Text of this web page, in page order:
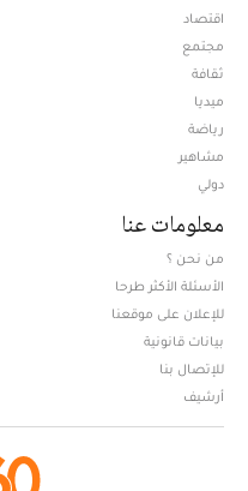
اقتصاد
مجتمع
ثقافة
ميديا
رياضة
مشاهير
دولي
معلومات عنا
من نحن ؟
الأسئلة الأكثر طرحا
للإعلان على موقعنا
بيانات قانونية
للإتصال بنا
أرشيف